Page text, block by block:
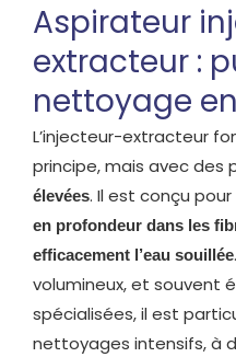
Aspirateur
extracteur :
nettoyage
L’injecteur-extracteur
principe, mais avec des
élevées. Il est conçu pour
en profondeur dans les
efficacement l’eau souillée
volumineux, et souvent
spécialisées, il est
nettoyages intensifs, à